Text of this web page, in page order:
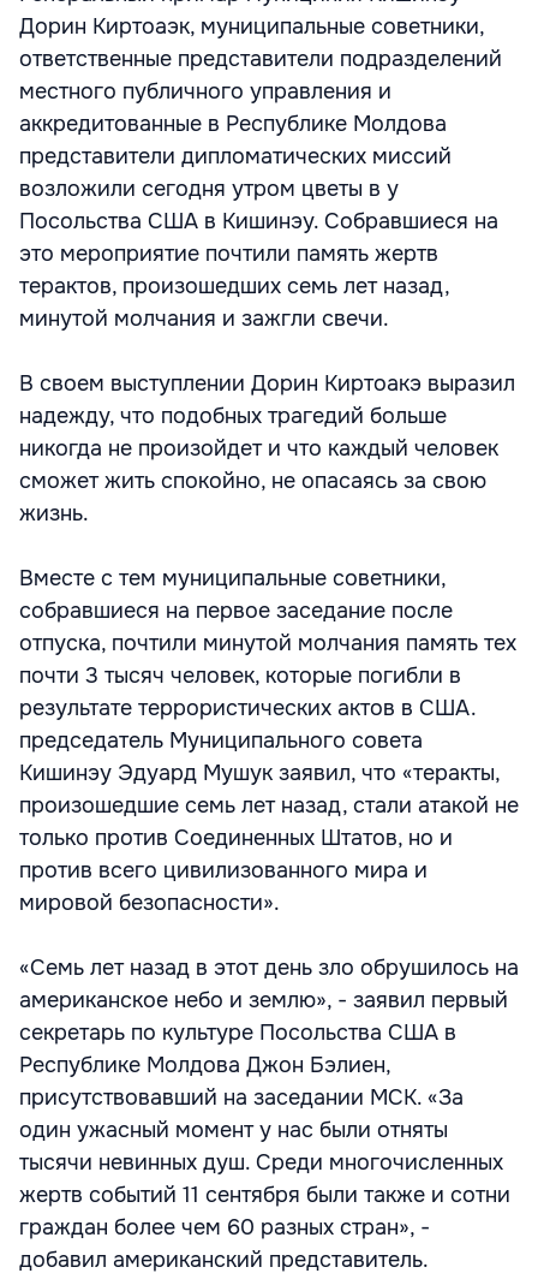
Дорин Киртоаэк, муниципальные советники,
ответственные представители подразделений
местного публичного управления и
аккредитованные в Республике Молдова
представители дипломатических миссий
возложили сегодня утром цветы в у
Посольства США в Кишинэу. Собравшиеся на
это мероприятие почтили память жертв
терактов, произошедших семь лет назад,
минутой молчания и зажгли свечи.
В своем выступлении Дорин Киртоакэ выразил
надежду, что подобных трагедий больше
никогда не произойдет и что каждый человек
сможет жить спокойно, не опасаясь за свою
жизнь.
Вместе с тем муниципальные советники,
собравшиеся на первое заседание после
отпуска, почтили минутой молчания память тех
почти 3 тысяч человек, которые погибли в
результате террористических актов в США.
председатель Муниципального совета
Кишинэу Эдуард Мушук заявил, что «теракты,
произошедшие семь лет назад, стали атакой не
только против Соединенных Штатов, но и
против всего цивилизованного мира и
мировой безопасности».
«Семь лет назад в этот день зло обрушилось на
американское небо и землю», - заявил первый
секретарь по культуре Посольства США в
Республике Молдова Джон Бэлиен,
присутствовавший на заседании МСК. «За
один ужасный момент у нас были отняты
тысячи невинных душ. Среди многочисленных
жертв событий 11 сентября были также и сотни
граждан более чем 60 разных стран», -
добавил американский представитель.